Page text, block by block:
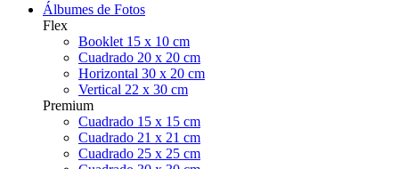
Álbumes de Fotos
Flex
Booklet 15 x 10 cm
Cuadrado 20 x 20 cm
Horizontal 30 x 20 cm
Vertical 22 x 30 cm
Premium
Cuadrado 15 x 15 cm
Cuadrado 21 x 21 cm
Cuadrado 25 x 25 cm